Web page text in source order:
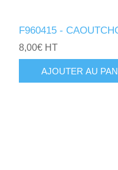
F960415 -
8,00€ HT
AJOUTER AU